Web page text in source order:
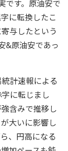
です。原油安で
に転換したこ
与したという
&原油安であっ
計速報による
に転じまし
含みで推移し
大いに影響し
、円高になる